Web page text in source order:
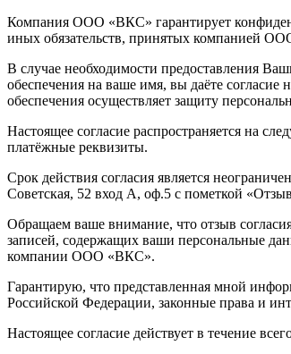
Компания ООО «ВКС» гарантирует
иных обязательств, принятых компанией
В случае необходимости предоставления
обеспечения на ваше имя, вы даёте
обеспечения осуществляет защиту
Настоящее согласие распространяется на
платёжные реквизиты.
Срок действия согласия является
Советская, 52 вход А, оф.5 с пометкой
Обращаем ваше внимание, что отзыв
записей, содержащих ваши персональные
компании ООО «ВКС».
Гарантирую, что представленная мной
Российской Федерации, законные права и
Настоящее согласие действует в течение